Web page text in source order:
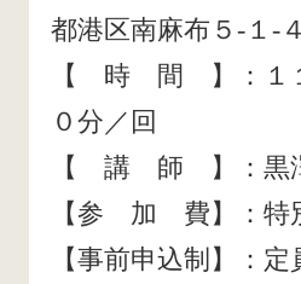
都港区南麻布５-１-４
【 時 間 】：１
０分／回
【 講 師 】：黒
【参 加 費】：特
【事前申込制】：定